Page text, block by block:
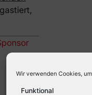
Wir verwenden Cookies,
Funktional